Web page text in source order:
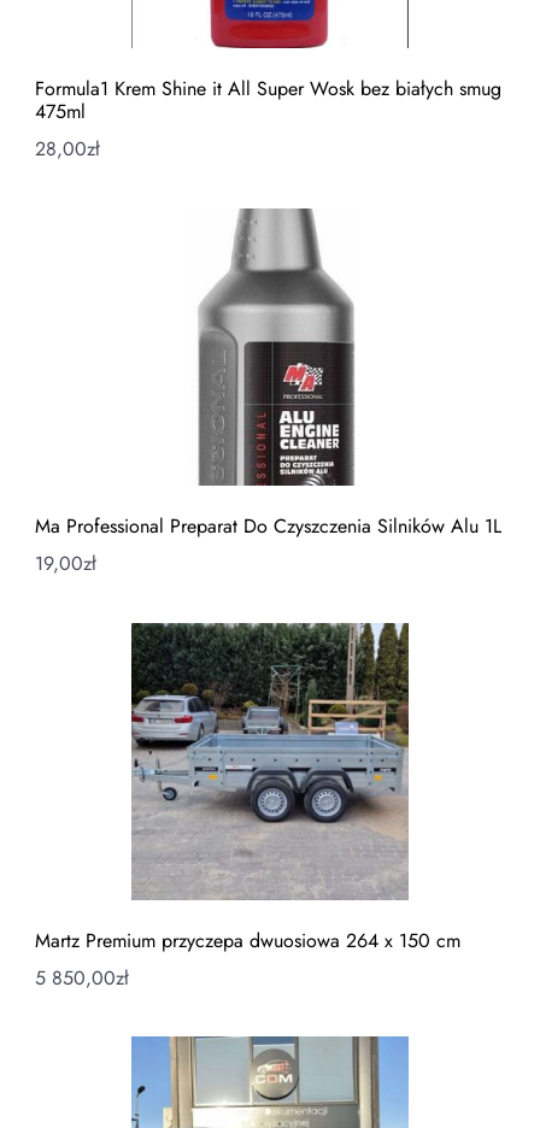
Formula1 Krem Shine it All Super Wosk bez białych smug
475ml
28,00zł
Ma Professional Preparat Do Czyszczenia Silników Alu 1L
19,00zł
Martz Premium przyczepa dwuosiowa 264 x 150 cm
5 850,00zł